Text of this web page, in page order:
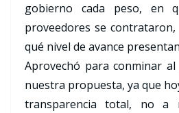
gobierno cada peso, en
proveedores se
qué nivel de avance
Aprovechó para conminar
nuestra propuesta, ya que
transparencia total, no a